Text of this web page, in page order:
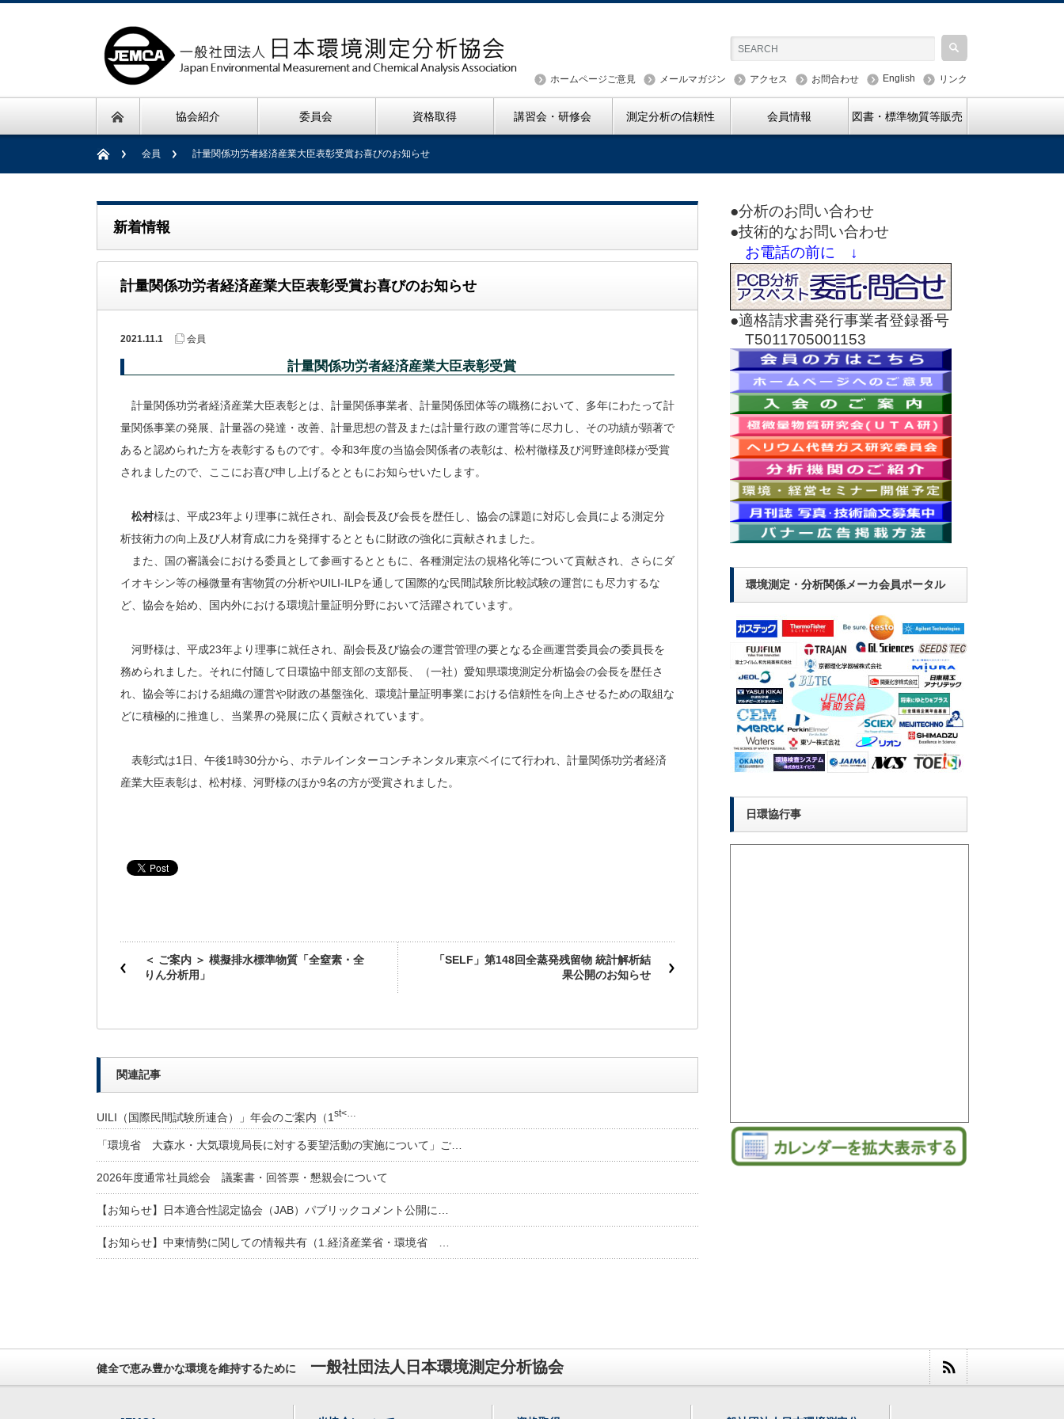
ホームページご意見 メールマガジン アクセス お問合わせ English リンク
協会紹介 委員会 資格取得 講習会・研修会 測定分析の信頼性 会員情報 図書・標準物質等販売
会員 計量関係功労者経済産業大臣表彰受賞お喜びのお知らせ
新着情報
計量関係功労者経済産業大臣表彰受賞お喜びのお知らせ
2021.11.1 会員
計量関係功労者経済産業大臣表彰受賞
計量関係功労者経済産業大臣表彰とは、計量関係事業者、計量関係団体等の職務において、多年にわたって計
量関係事業の発展、計量器の発達・改善、計量思想の普及または計量行政の運営等に尽力し、その功績が顕著で
あると認められた方を表彰するものです。令和3年度の当協会関係者の表彰は、松村徹様及び河野達郎様が受賞
されましたので、ここにお喜び申し上げるとともにお知らせいたします。
松村様は、平成23年より理事に就任され、副会長及び会長を歴任し、協会の課題に対応し会員による測定分
析技術力の向上及び人材育成に力を発揮するとともに財政の強化に貢献されました。
また、国の審議会における委員として参画するとともに、各種測定法の規格化等について貢献され、さらにダ
イオキシン等の極微量有害物質の分析やUILI-ILPを通して国際的な民間試験所比較試験の運営にも尽力するな
ど、協会を始め、国内外における環境計量証明分野において活躍されています。
河野様は、平成23年より理事に就任され、副会長及び協会の運営管理の要となる企画運営委員会の委員長を
務められました。それに付随して日環協中部支部の支部長、（一社）愛知県環境測定分析協会の会長を歴任さ
れ、協会等における組織の運営や財政の基盤強化、環境計量証明事業における信頼性を向上させるための取組な
どに積極的に推進し、当業界の発展に広く貢献されています。
表彰式は1日、午後1時30分から、ホテルインターコンチネンタル東京ベイにて行われ、計量関係功労者経済
産業大臣表彰は、松村様、河野様のほか9名の方が受賞されました。
＜ ご案内 ＞ 模擬排水標準物質「全窒素・全
りん分析用」
「SELF」第148回全蒸発残留物 統計解析結
果公開のお知らせ
関連記事
UILI（国際民間試験所連合）」年会のご案内（1 st<…
「環境省 大森水・大気環境局長に対する要望活動の実施について」ご…
2026年度通常社員総会 議案書・回答票・懇親会について
【お知らせ】日本適合性認定協会（JAB）パブリックコメント公開に…
【お知らせ】中東情勢に関しての情報共有（1.経済産業省・環境省 …
●分析のお問い合わせ
●技術的なお問い合わせ
お電話の前に ↓
●適格請求書発行事業者登録番号
T5011705001153
環境測定・分析関係メーカ会員ポータル
日環協行事
健全で恵み豊かな環境を維持するために 一般社団法人日本環境測定分析協会